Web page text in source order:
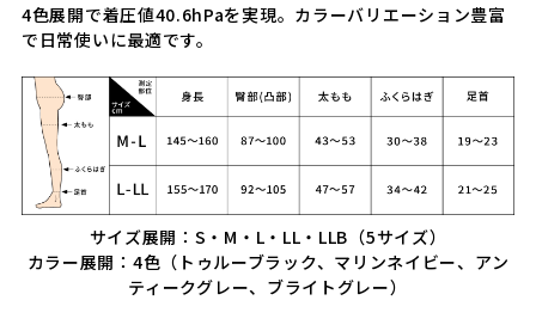
4色展開で着圧値40.6hPaを実現。カラーバリエーション豊富
で日常使いに最適です。
サイズ展開：S・M・L・LL・LLB（5サイズ）
カラー展開：4色（トゥルーブラック、マリンネイビー、アン
ティークグレー、ブライトグレー）